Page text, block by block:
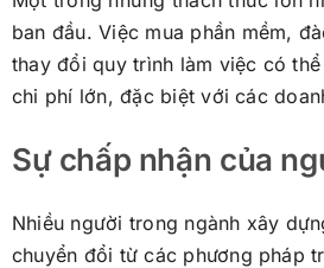
ban đầu. Việc mua phần mềm,
thay đổi quy trình làm việc có
chi phí lớn, đặc biệt với các
Sự chấp nhận của
Nhiều người trong ngành xây
chuyển đổi từ các phương pháp